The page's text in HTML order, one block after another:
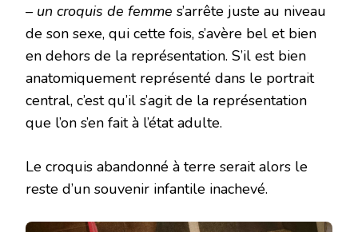
– un croquis de femme s’arrête juste au niveau
de son sexe, qui cette fois, s’avère bel et bien
en dehors de la représentation. S’il est bien
anatomiquement représenté dans le portrait
central, c’est qu’il s’agit de la représentation
que l’on s’en fait à l’état adulte.
Le croquis abandonné à terre serait alors le
reste d’un souvenir infantile inachevé.